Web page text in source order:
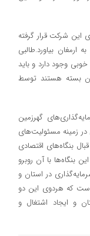
شرکت قرار گرفته
بیاورد.طالبی
وجود دارد و باید
بسته هستند توسط
گهرزمین
در زمینه مسئولیت‌های
بنگاه‌های اقتصادی
بنگاه‌ها با آن روبرو
در استان و
است که هردوی این دو
و ایجاد اشتغال و